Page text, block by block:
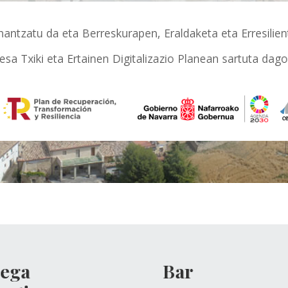
da eta Berreskurapen, Eraldaketa eta
Txiki eta Ertainen Digitalizazio Planean sartuta
Bar